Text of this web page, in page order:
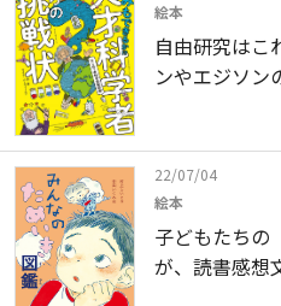
絵本
自由研究はこ
ンやエジソン
22/07/04
絵本
子どもたちの
が、読書感想